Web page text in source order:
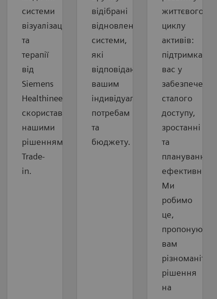
системи
візуалізації
та
терапії
від
Siemens
Healthineers,
скориставшись
нашими
рішеннями
Trade-
in.
відібрані
відновлені
системи,
які
відповідають
вашим
індивідуальним
потребам
та
бюджету.
життєвого
циклу
активів:
підтримка
вас у
забезпеченні
сталого
доступу,
зростанні
та
плануванні
Ми
робимо
це,
пропонуючи
вам
різноманітні
рішення
на